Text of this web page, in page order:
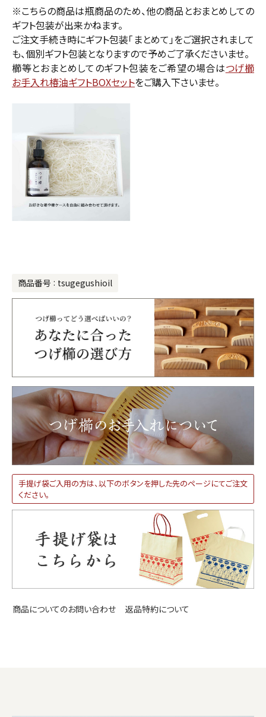
※こちらの商品は瓶商品のため、他の商品とおまとめしての
ギフト包装が出来かねます。
ご注文手続き時にギフト包装「まとめて」をご選択されまして
も、個別ギフト包装となりますので予めご了承くださいませ。
櫛等とおまとめしてのギフト包装をご希望の場合はつげ櫛
お手入れ椿油ギフトBOXセットをご購入下さいませ。
商品番号 tsugegushioil
手提げ袋ご入用の方は、以下のボタンを押した先のページにてご注文
ください。
商品についてのお問い合わせ 返品特約について